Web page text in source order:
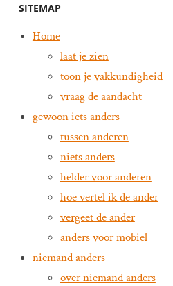
SITEMAP
Home
laat je zien
toon je vakkundigheid
vraag de aandacht
gewoon iets anders
tussen anderen
niets anders
helder voor anderen
hoe vertel ik de ander
vergeet de ander
anders voor mobiel
niemand anders
over niemand anders